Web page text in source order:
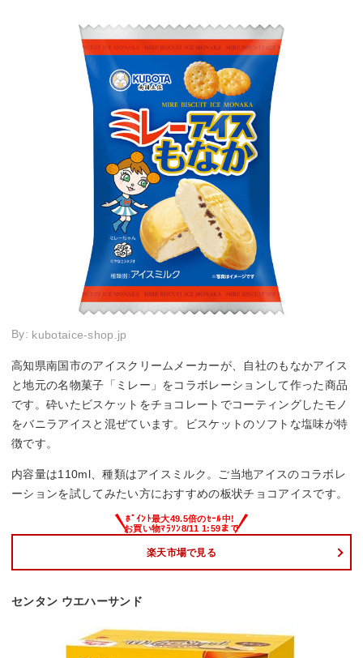
By: kubotaice-shop.jp
高知県南国市のアイスクリームメーカーが、自社のもなかアイス
と地元の名物菓子「ミレー」をコラボレーションして作った商品
です。砕いたビスケットをチョコレートでコーティングしたモノ
をバニラアイスと混ぜています。ビスケットのソフトな塩味が特
徴です。
内容量は110ml、種類はアイスミルク。ご当地アイスのコラボレ
ーションを試してみたい方におすすめの板状チョコアイスです。
楽天市場で見る
センタン ウエハーサンド